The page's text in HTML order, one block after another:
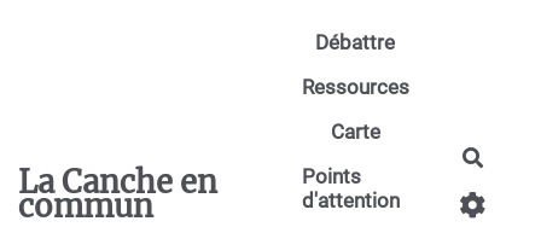
La Canche en
commun
Débattre
Ressources
Carte
Points
d'attention